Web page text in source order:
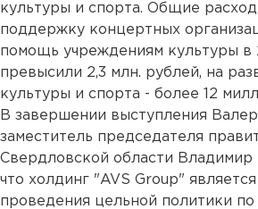
культуры и спорта. Общие
поддержку концертных
помощь учреждениям культуры в
превысили 2,3 млн. рублей, на
культуры и спорта - более 12
В завершении выступления
заместитель председателя
Свердловской области Владимир
что холдинг "AVS Group"
проведения цельной политики по